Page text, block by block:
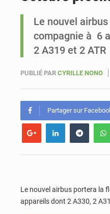
Le nouvel
compagnie à 6
2 A319 et 2 ATR
PUBLIÉ PAR CYRILLE NONO
Partager sur
Le nouvel airbus portera la
appareils dont 2 A330, 2